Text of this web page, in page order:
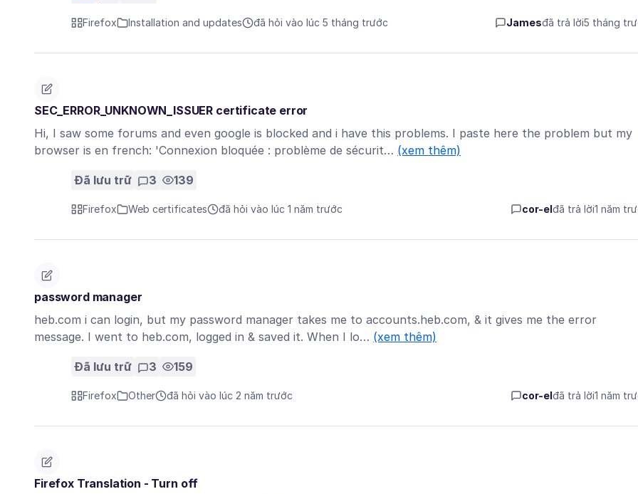
Firefox Installation and updates đã hỏi vào lúc 5 tháng trước Jamesđã trả lời5 tháng
SEC_ERROR_UNKNOWN_ISSUER certificate error
Hi, I saw some forums and even google is blocked and i have this problems. I paste here the problem but my
browser is en french: 'Connexion bloquée : problème de sécurit… (xem thêm)
Đã lưu trữ 3 139
Firefox Web certificates đã hỏi vào lúc 1 năm trước cor-elđã trả lời1 năm
password manager
heb.com i can login, but my password manager takes me to accounts.heb.com, & it gives me the error
message. I went to heb.com, logged in & saved it. When I lo… (xem thêm)
Đã lưu trữ 3 159
Firefox Other đã hỏi vào lúc 2 năm trước cor-elđã trả lời1 năm
Firefox Translation - Turn off